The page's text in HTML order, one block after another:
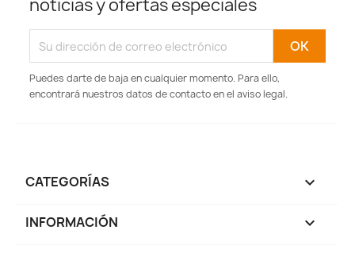
noticias y ofertas especiales
Puedes darte de baja en cualquier momento. Para ello,
encontrará nuestros datos de contacto en el aviso legal.
CATEGORÍAS 
INFORMACIÓN 